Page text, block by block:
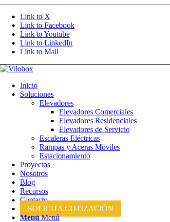
Link to X
Link to Facebook
Link to Youtube
Link to LinkedIn
Link to Mail
Inicio
Soluciones
Elevadores
Elevadores Comerciales
Elevadores Residenciales
Elevadores de Servicio
Escaleras Eléctricas
Rampas y Aceras Móviles
Estacionamiento
Proyectos
Nosotros
Blog
Recursos
Contacto
SOLICITA COTIZACIÓN
Menú Menú